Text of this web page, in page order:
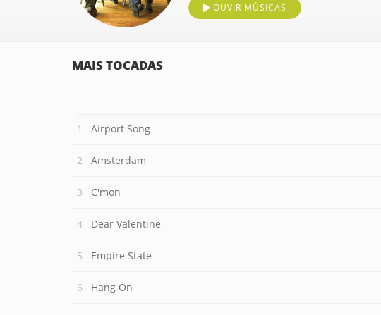
OUVIR MÚSICAS
MAIS TOCADAS
Airport Song
Amsterdam
C'mon
Dear Valentine
Empire State
Hang On